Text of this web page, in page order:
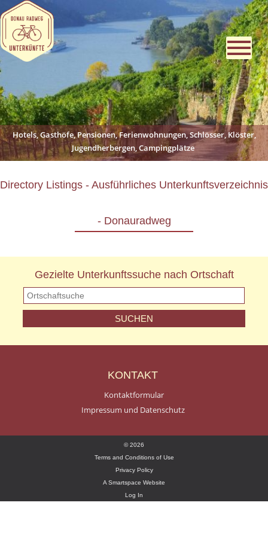
Hotels, Gasthöfe, Pensionen, Ferienwohnungen, Schlösser, Klöster,
Jugendherbergen, Campingplätze
Directory Listings - Ausführliches Unterkunftsverzeichnis
- Donauradweg
Gezielte Unterkunftssuche nach Ortschaft
KONTAKT
Kontaktformular
Impressum und Datenschutz
© 2026
Terms and Conditions of Use
Privacy Policy
A Smartspace Website
Log In